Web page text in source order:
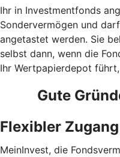
Ihr in Investmentfonds
Sondervermögen und
angetastet werden. Sie
selbst dann, wenn die
Ihr Wertpapierdepot
Gute
Flexibler Zugang
MeinInvest, die